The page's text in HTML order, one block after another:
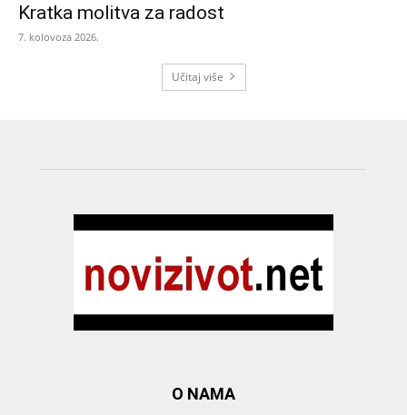
Kratka molitva za radost
7. kolovoza 2026.
Učitaj više
O NAMA